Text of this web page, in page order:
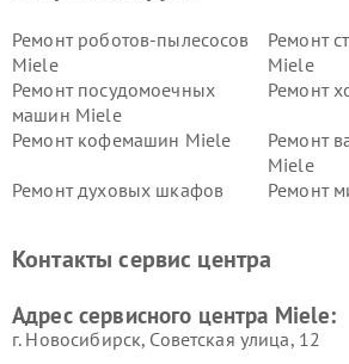
Ремонт роботов-пылесосов
Miele
Ремонт
Miele
Ремонт посудомоечных
машин Miele
Ремонт
Ремонт кофемашин Miele
Ремонт
Miele
Ремонт духовых шкафов
Ремонт
Miele
Miele
Контакты сервис центра
Адрес сервисного центра Miele:
г. Новосибирск, Советская улица, 12